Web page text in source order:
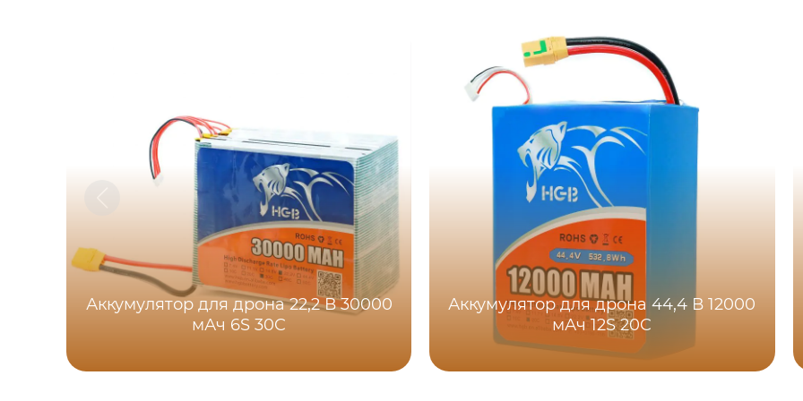
Аккумулятор для дрона 22,2 В 30000
мАч 6S 30C
Аккумулятор для дрона 44,4 В 12000
мАч 12S 20C